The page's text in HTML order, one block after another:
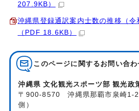
207.9KB）
沖縄県登録通訳案内士数の推移（令
（PDF 18.6KB）
このページに関する お問い合わ
沖縄県 文化観光スポーツ部 観光政
〒900-8570 沖縄県那覇市泉崎1-
側）